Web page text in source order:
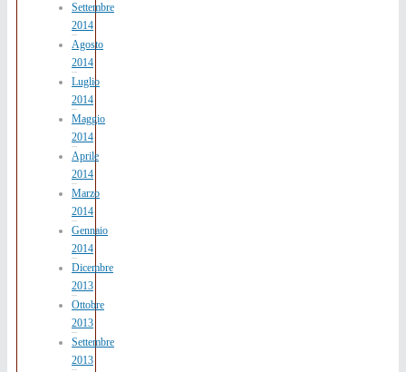
Settembre
2014
Agosto
2014
Luglio
2014
Maggio
2014
Aprile
2014
Marzo
2014
Gennaio
2014
Dicembre
2013
Ottobre
2013
Settembre
2013